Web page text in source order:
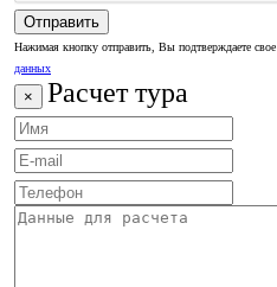
Нажимая кнопку отправить, Вы подтверждаете свое
данных
× Расчет тура